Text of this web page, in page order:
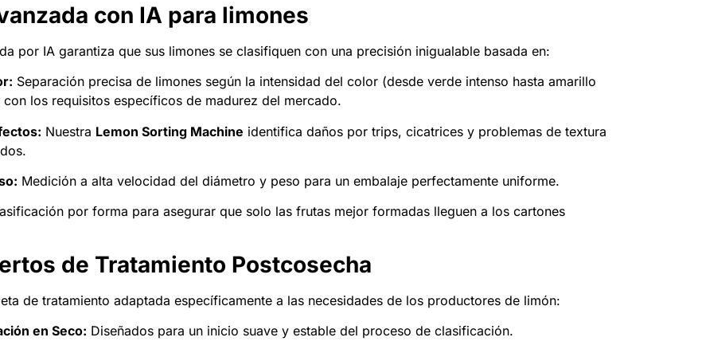
con IA para limones
por IA garantiza que sus limones se clasifiquen con una precisión inigualable basada en:
Separación precisa de limones según la intensidad del color (desde verde intenso hasta amarillo
los requisitos específicos de madurez del mercado.
Nuestra Lemon Sorting Machine identifica daños por trips, cicatrices y problemas de textura
Medición a alta velocidad del diámetro y peso para un embalaje perfectamente uniforme.
por forma para asegurar que solo las frutas mejor formadas lleguen a los cartones
de Tratamiento Postcosecha
de tratamiento adaptada específicamente a las necesidades de los productores de limón:
en Seco: Diseñados para un inicio suave y estable del proceso de clasificación.